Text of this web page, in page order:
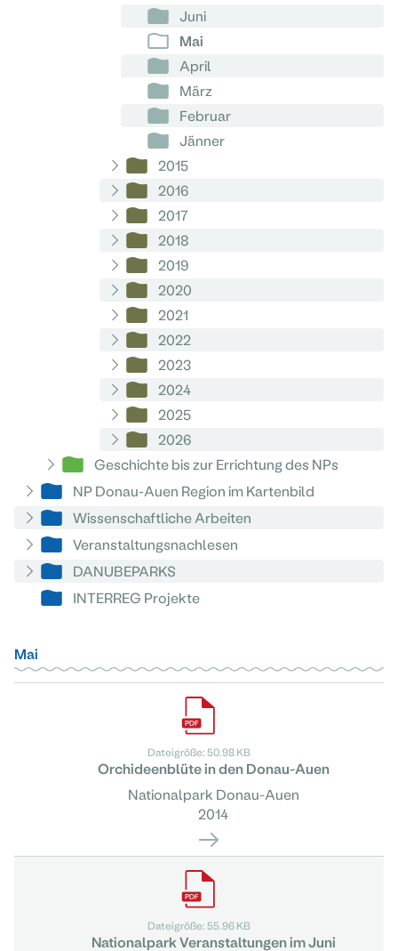
Juni
Mai
April
März
Februar
Jänner
2015
2016
2017
2018
2019
2020
2021
2022
2023
2024
2025
2026
Geschichte bis zur Errichtung des NPs
NP Donau-Auen Region im Kartenbild
Wissenschaftliche Arbeiten
Veranstaltungsnachlesen
DANUBEPARKS
INTERREG Projekte
Mai
Dateigröße: 50.98 KB
Orchideenblüte in den Donau-Auen
Nationalpark Donau-Auen
2014
Dateigröße: 55.96 KB
Nationalpark Veranstaltungen im Juni